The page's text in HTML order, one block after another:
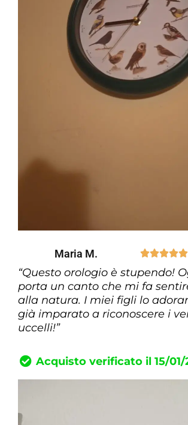
Maria M. 
“Questo orologio è stupendo!
porta un canto che mi fa
alla natura. I miei figli lo
già imparato a riconoscere i
uccelli!”
Acquisto verificato il 15/01/